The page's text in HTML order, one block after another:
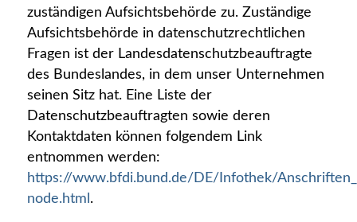
zuständigen Aufsichtsbehörde zu. Zuständige
Aufsichtsbehörde in datenschutzrechtlichen
Fragen ist der Landesdatenschutzbeauftragte
des Bundeslandes, in dem unser Unternehmen
seinen Sitz hat. Eine Liste der
Datenschutzbeauftragten sowie deren
Kontaktdaten können folgendem Link
entnommen werden:
https://www.bfdi.bund.de/DE/Infothek/
node.html .